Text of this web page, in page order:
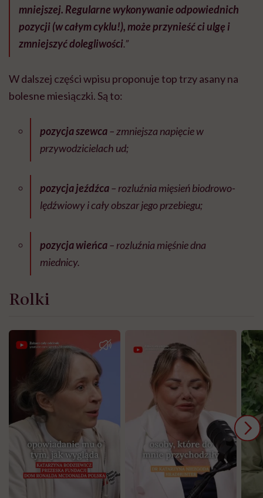
mniejszej. Regularne wykonywanie odpowiednich
pozycji (w całym cyklu!), może przynieść ci ulgę i
zmniejszyć dolegliwości.”
W dalszej części wpisu proponuje top trzy asany na
bolesne miesiączki. Są to:
pozycja szewca– zmniejsza napięcie w
przywodzicielach ud;
pozycja jeźdźca– rozluźnia mięsień biodrowo-
lędźwiowy i cały obszar jego przebiegu;
pozycja wieńca– rozluźnia mięśnie dna
miednicy.
Rolki